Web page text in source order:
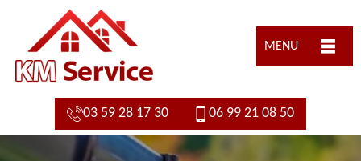
MENU
03 59 28 17 30 06 99 21 08 50